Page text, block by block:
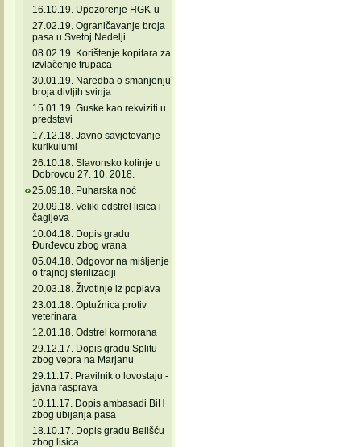
16.10.19. Upozorenje HGK-u
27.02.19. Ograničavanje broja
pasa u Svetoj Nedelji
08.02.19. Korištenje kopitara za
izvlačenje trupaca
30.01.19. Naredba o smanjenju
broja divljih svinja
15.01.19. Guske kao rekviziti u
predstavi
17.12.18. Javno savjetovanje -
kurikulumi
26.10.18. Slavonsko kolinje u
Dobrovcu 27. 10. 2018.
25.09.18. Puharska noć
20.09.18. Veliki odstrel lisica i
čagljeva
10.04.18. Dopis gradu
Đurđevcu zbog vrana
05.04.18. Odgovor na mišljenje
o trajnoj sterilizaciji
20.03.18. Životinje iz poplava
23.01.18. Optužnica protiv
veterinara
12.01.18. Odstrel kormorana
29.12.17. Dopis gradu Splitu
zbog vepra na Marjanu
29.11.17. Pravilnik o lovostaju -
javna rasprava
10.11.17. Dopis ambasadi BiH
zbog ubijanja pasa
18.10.17. Dopis gradu Belišću
zbog lisica